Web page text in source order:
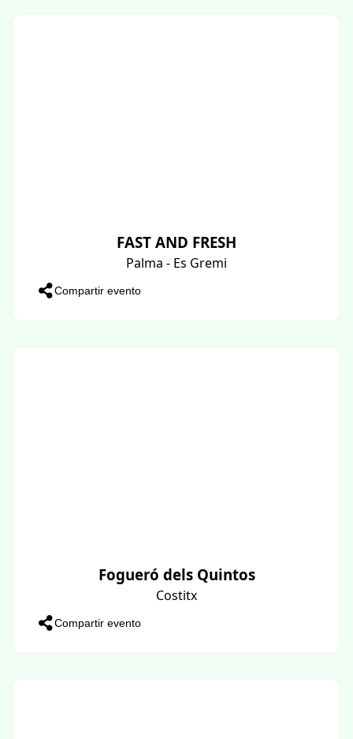
FAST AND FRESH
Palma - Es Gremi
Compartir evento
Fogueró dels Quintos
Costitx
Compartir evento